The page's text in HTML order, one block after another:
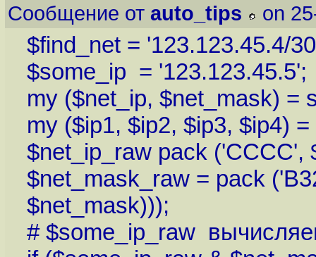
Сообщение от auto_tips on
$find_net = '123.123.45.4/
$some_ip = '123.123.45.5';
my ($net_ip, $net_mask) =
my ($ip1, $ip2, $ip3, $ip4)
$net_ip_raw pack ('CCCC',
$net_mask_raw = pack
$net_mask)));
# $some_ip_raw